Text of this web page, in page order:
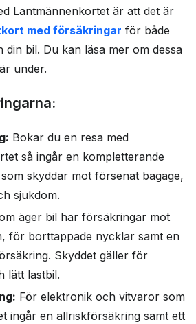
Lantmännenkortet är att det är
med försäkringar för både
bil. Du kan läsa mer om dessa
under.
Bokar du en resa med
så ingår en kompletterande
skyddar mot försenat bagage,
sjukdom.
äger bil har försäkringar mot
för borttappade nycklar samt en
Skyddet gäller för
lätt lastbil.
För elektronik och vitvaror som
ingår en allriskförsäkring samt ett